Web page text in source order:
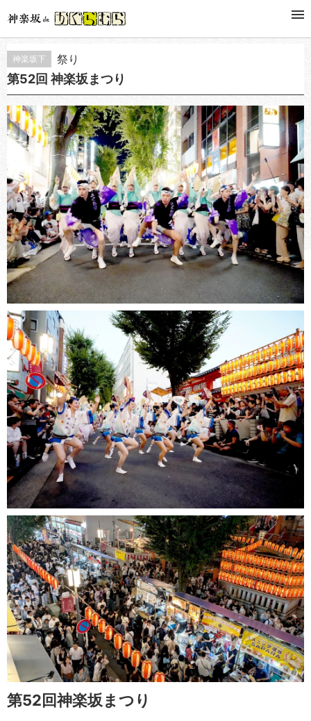
EVENT 催事・イベント
神楽坂下 祭り
第52回 神楽坂まつり
第52回神楽坂まつり